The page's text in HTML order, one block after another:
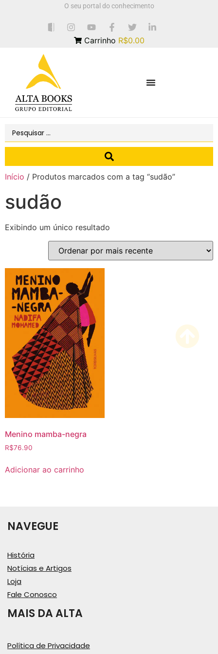
O seu portal do conhecimento
Carrinho R$0.00
Início / Produtos marcados com a tag “sudão”
sudão
Exibindo um único resultado
Menino mamba-negra
R$76.90
Adicionar ao carrinho
NAVEGUE
História
Notícias e Artigos
Loja
Fale Conosco
MAIS DA ALTA
Política de Privacidade